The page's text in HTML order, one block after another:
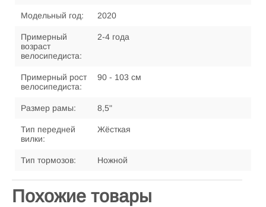
Модельный год: 2020
Примерный
возраст
велосипедиста:
2-4 года
Примерный рост
велосипедиста:
90 - 103 см
Размер рамы: 8,5"
Тип передней
вилки:
Жёсткая
Тип тормозов: Ножной
Похожие товары